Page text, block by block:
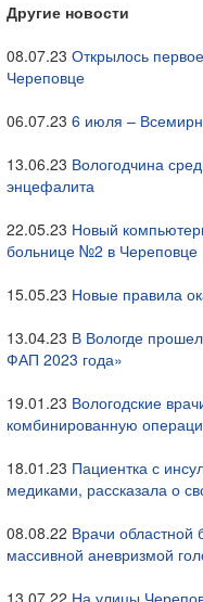
Другие новости
08.07.23 Открылось
Череповце
06.07.23 6 июля –
13.06.23 Вологодчина
энцефалита
22.05.23 Новый
больнице №2 в Череповце
15.05.23 Новые правила
13.04.23 В Вологде
ФАП 2023 года»
19.01.23 Вологодские
комбинированную
18.01.23 Пациентка с
медиками, рассказала о
08.08.22 Врачи
массивной аневризмой
13.07.22 На улицы